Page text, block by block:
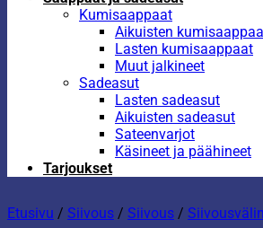
Kumisaappaat
Aikuisten
Lasten kumisaappaat
Muut jalkineet
Sadeasut
Lasten sadeasut
Aikuisten sadeasut
Sateenvarjot
Käsineet ja päähineet
Tarjoukset
Etusivu / Siivous / Siivous /